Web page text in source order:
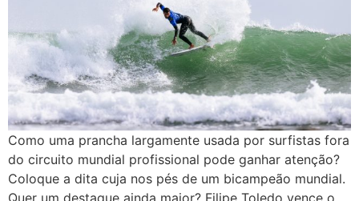
Como uma prancha largamente usada por surfistas fora
do circuito mundial profissional pode ganhar atenção?
Coloque a dita cuja nos pés de um bicampeão mundial.
Quer um destaque ainda maior? Filipe Toledo vence o